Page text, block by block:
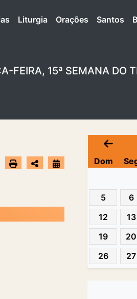
Liturgia Orações Santos
FEIRA, 15ª SEMANA DO
Dom
5
6
12
13
19
20
26
27